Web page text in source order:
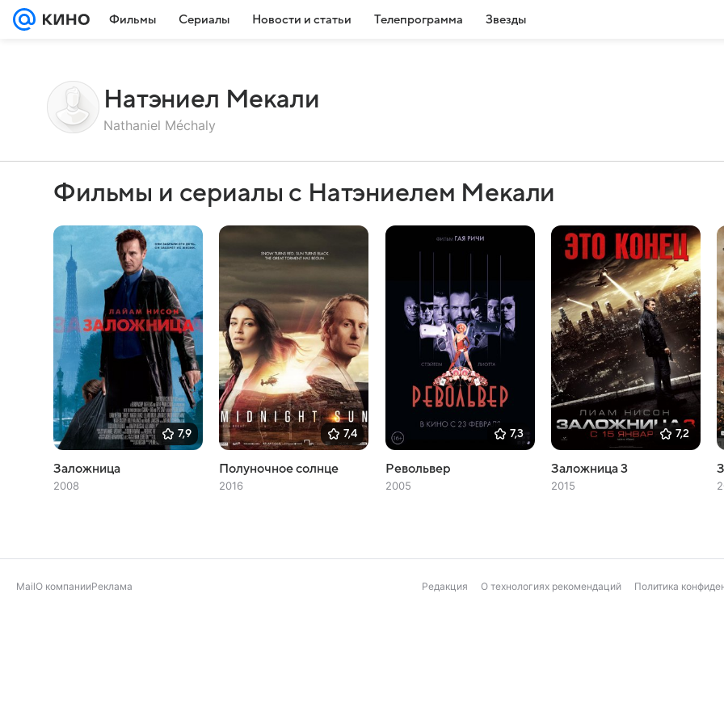
Фильмы Сериалы Новости и статьи Телепрограмма Звезды
Натэниел Мекали
Nathaniel Méchaly
Фильмы и сериалы с Натэниелем Мекали
7,9
Заложница
2008
7,4
Полуночное солнце
2016
7,3
Револьвер
2005
7,2
Заложница 3
2015
MailО компанииРеклама Редакция О технологиях рекомендаций Политика